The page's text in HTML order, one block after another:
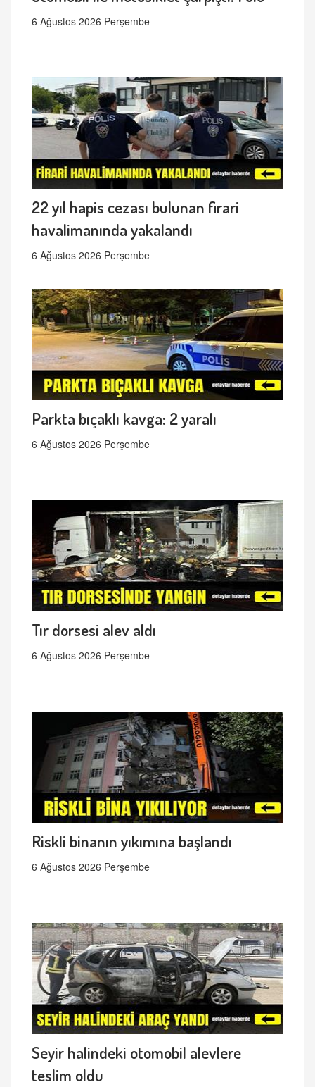
6 Ağustos 2026 Perşembe
22 yıl hapis cezası bulunan firari
havalimanında yakalandı
6 Ağustos 2026 Perşembe
Parkta bıçaklı kavga: 2 yaralı
6 Ağustos 2026 Perşembe
Tır dorsesi alev aldı
6 Ağustos 2026 Perşembe
Riskli binanın yıkımına başlandı
6 Ağustos 2026 Perşembe
Seyir halindeki otomobil alevlere
teslim oldu